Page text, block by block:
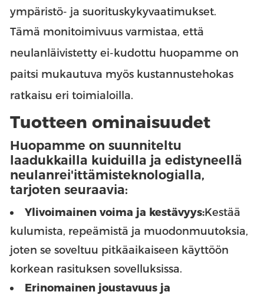
ympäristö- ja suorituskykyvaatimukset.
Tämä monitoimivuus varmistaa, että
neulanläivistetty ei-kudottu huopamme on
paitsi mukautuva myös kustannustehokas
ratkaisu eri toimialoilla.
Tuotteen ominaisuudet
Huopamme on suunniteltu
laadukkailla kuiduilla ja edistyneellä
neulanrei'ittämisteknologialla,
tarjoten seuraavia:
Ylivoimainen voima ja kestävyys:Kestää
kulumista, repeämistä ja muodonmuutoksia,
joten se soveltuu pitkäaikaiseen käyttöön
korkean rasituksen sovelluksissa.
Erinomainen joustavuus ja